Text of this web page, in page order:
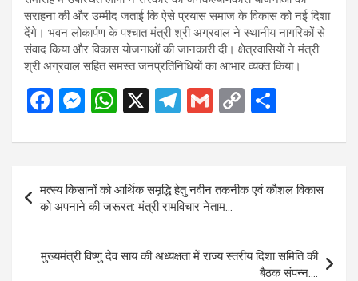
सराहना की और उम्मीद जताई कि ऐसे प्रयास समाज के विकास को नई दिशा
देंगे। भवन लोकार्पण के पश्चात मंत्री श्री अग्रवाल ने स्थानीय नागरिकों से
संवाद किया और विकास योजनाओं की जानकारी दी। क्षेत्रवासियों ने मंत्री
श्री अग्रवाल सहित समस्त जनप्रतिनिधियों का आभार व्यक्त किया।
F
ce
o
o
k
M
se
n
g
er
W
at
s
A
p
p
X
T
e
gr
a
m
G
ail
C
py
Li
n
k
ar
navigation
मत्स्य किसानों को आर्थिक समृद्धि हेतु नवीन तकनीक एवं कौशल विकास
को अपनाने की जरूरत: मंत्री रामविचार नेताम…
मुख्यमंत्री विष्णु देव साय की अध्यक्षता में राज्य स्तरीय दिशा समिति की
बैठक संपन्न….